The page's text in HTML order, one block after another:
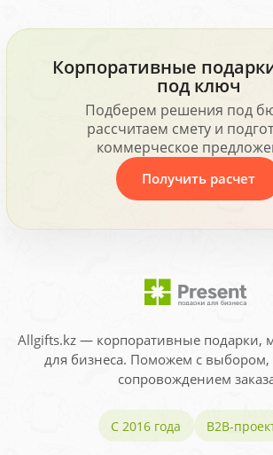
Корпоративные
под ключ
Подберем решения под
рассчитаем смету и
коммерческое
Получить расчет
Allgifts.kz — корпоративные подарки,
для бизнеса. Поможем с
сопровождением
С 2016 года B2B-